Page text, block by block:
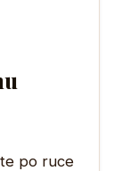
po ruce